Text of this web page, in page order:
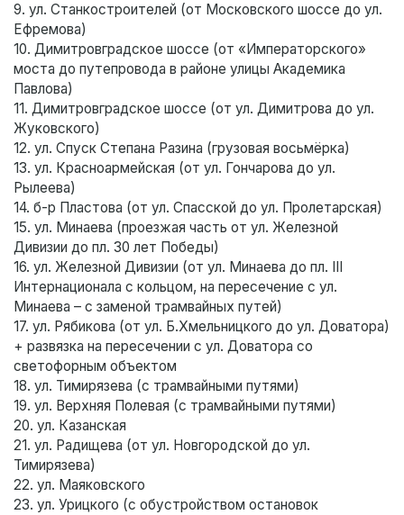
9. ул. Станкостроителей (от Московского шоссе до ул.
Ефремова)
10. Димитровградское шоссе (от «Императорского»
моста до путепровода в районе улицы Академика
Павлова)
11. Димитровградское шоссе (от ул. Димитрова до ул.
Жуковского)
12. ул. Спуск Степана Разина (грузовая восьмёрка)
13. ул. Красноармейская (от ул. Гончарова до ул.
Рылеева)
14. б-р Пластова (от ул. Спасской до ул. Пролетарская)
15. ул. Минаева (проезжая часть от ул. Железной
Дивизии до пл. 30 лет Победы)
16. ул. Железной Дивизии (от ул. Минаева до пл. III
Интернационала с кольцом, на пересечение с ул.
Минаева – с заменой трамвайных путей)
17. ул. Рябикова (от ул. Б.Хмельницкого до ул. Доватора)
+ развязка на пересечении с ул. Доватора со
светофорным объектом
18. ул. Тимирязева (с трамвайными путями)
19. ул. Верхняя Полевая (с трамвайными путями)
20. ул. Казанская
21. ул. Радищева (от ул. Новгородской до ул.
Тимирязева)
22. ул. Маяковского
23. ул. Урицкого (с обустройством остановок